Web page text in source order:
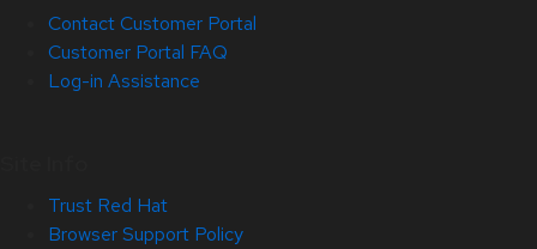
Contact Customer Portal
Customer Portal FAQ
Log-in Assistance
Trust Red Hat
Browser Support Policy